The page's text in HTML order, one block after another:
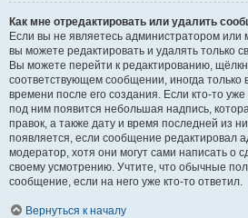
Как мне отредактировать или удалить
Если вы не являетесь администратором
вы можете редактировать и удалять только
Вы можете перейти к редактированию,
соответствующем сообщении, иногда только
времени после его создания. Если кто-то
под ним появится небольшая надпись,
правок, а также дату и время последней из
появляется, если сообщение редактировал
модератор, хотя они могут сами написать о
своему усмотрению. Учтите, что обычные
сообщение, если на него уже кто-то ответил.
Вернуться к началу